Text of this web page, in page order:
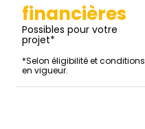
financières
Possibles pour votre
projet*
*Selon éligibilité et conditions
en vigueur.